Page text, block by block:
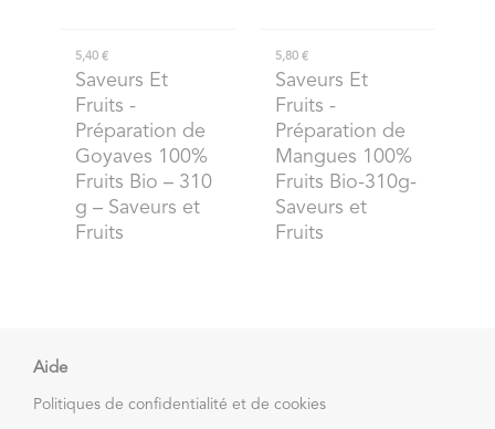
5,40 €
Saveurs Et
Fruits -
Préparation de
Goyaves 100%
Fruits Bio – 310
g – Saveurs et
Fruits
5,80 €
Saveurs Et
Fruits -
Préparation de
Mangues 100%
Fruits Bio-310g-
Saveurs et
Fruits
Aide
Politiques de confidentialité et de cookies